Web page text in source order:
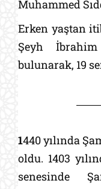
Muhammed
Erken yaştan
Şeyh
bulunarak, 19
1440 yılında
oldu. 1403
senesinde